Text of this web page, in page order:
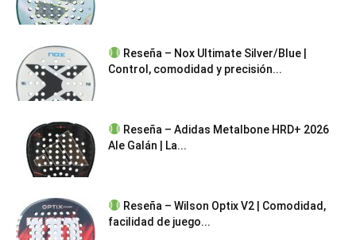
Reseña – Nox Ultimate Silver/Blue |
Control, comodidad y precisión...
Reseña – Adidas Metalbone HRD+ 2026
Ale Galán | La...
Reseña – Wilson Optix V2 | Comodidad,
facilidad de juego...